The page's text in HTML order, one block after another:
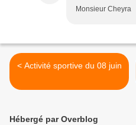
Monsieur Cheyra
< Activité sportive du 08 juin
Hébergé par Overblog